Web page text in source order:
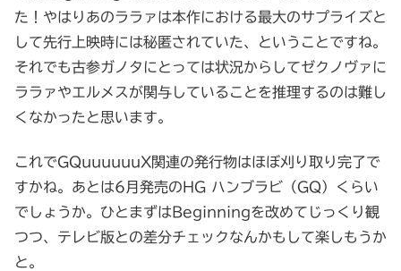
た！やはりあのララァは本作における最大のサプライズと
して先行上映時には秘匿されていた、ということですね。
それでも古参ガノタにとっては状況からしてゼクノヴァに
ララァやエルメスが関与していることを推理するのは難し
くなかったと思います。
これでGQuuuuuuX関連の発行物はほぼ刈り取り完了で
すかね。あとは6月発売のHG ハンブラビ（GQ）くらい
でしょうか。ひとまずはBeginningを改めてじっくり観
つつ、テレビ版との差分チェックなんかもして楽しもうか
と。